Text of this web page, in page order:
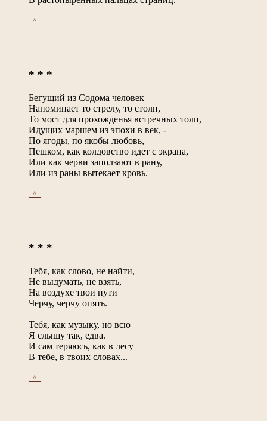
_^_
* * *
Бегущий из Содома человек
Напоминает то стрелу, то столп,
То мост для прохожденья встречных толп,
Идущих маршем из эпохи в век, -
По ягоды, по якобы любовь,
Пешком, как колдовство идет с экрана,
Или как черви заползают в рану,
Или из раны вытекает кровь.
_^_
* * *
Тебя, как слово, не найти,
Не выдумать, не взять,
На воздухе твои пути
Черчу, черчу опять.
Тебя, как музыку, но всю
Я слышу так, едва.
И сам теряюсь, как в лесу
В тебе, в твоих словах...
_^_